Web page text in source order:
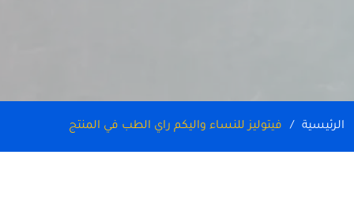
الرئيسية فيتوليز للنساء واليكم راي الطب في المنتج